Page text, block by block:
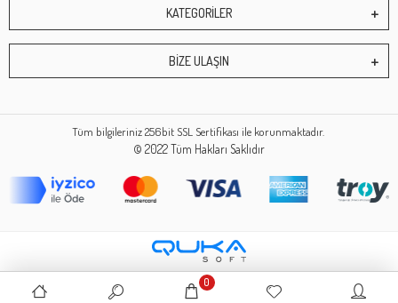
KATEGORİLER
BİZE ULAŞIN
Tüm bilgileriniz 256bit SSL Sertifikası ile korunmaktadır.
© 2022Tüm Hakları Saklıdır
0